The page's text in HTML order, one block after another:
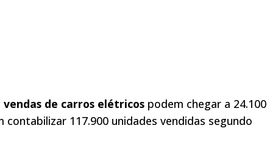
vendas de carros elétricos podem chegar a 24.100
contabilizar 117.900 unidades vendidas segundo